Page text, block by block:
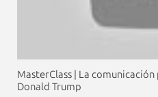
MasterClass | La
Donald Trump